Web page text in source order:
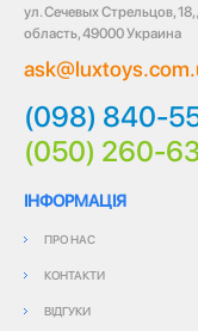
ул. Сечевых Стрельцов,
область, 49000 Украина
(098) 840-
(050) 260-
ІНФОРМАЦІЯ
ПРО НАС
КОНТАКТИ
ВІДГУКИ